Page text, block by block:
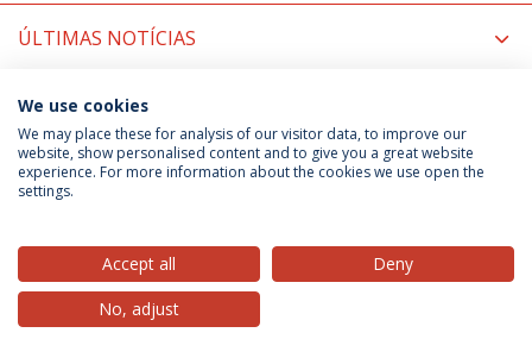
ÚLTIMAS NOTÍCIAS
PRÓXIMOS EVENTOS
Política de Privacidade
Termos & Condições
© 2026 Universidade Católica Portuguesa
We use cookies
We may place these for analysis of our visitor data, to improve our
website, show personalised content and to give you a great website
experience. For more information about the cookies we use open the
settings.
Accept all
Deny
No, adjust